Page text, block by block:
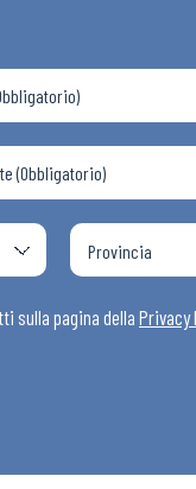
sulla pagina della Privacy